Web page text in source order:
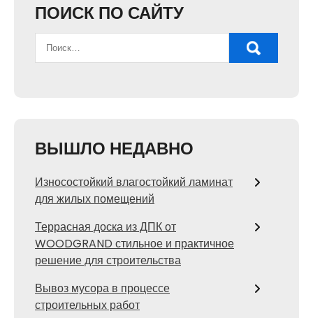
ПОИСК ПО САЙТУ
ВЫШЛО НЕДАВНО
Износостойкий влагостойкий ламинат
для жилых помещений
Террасная доска из ДПК от
WOODGRAND стильное и практичное
решение для строительства
Вывоз мусора в процессе
строительных работ